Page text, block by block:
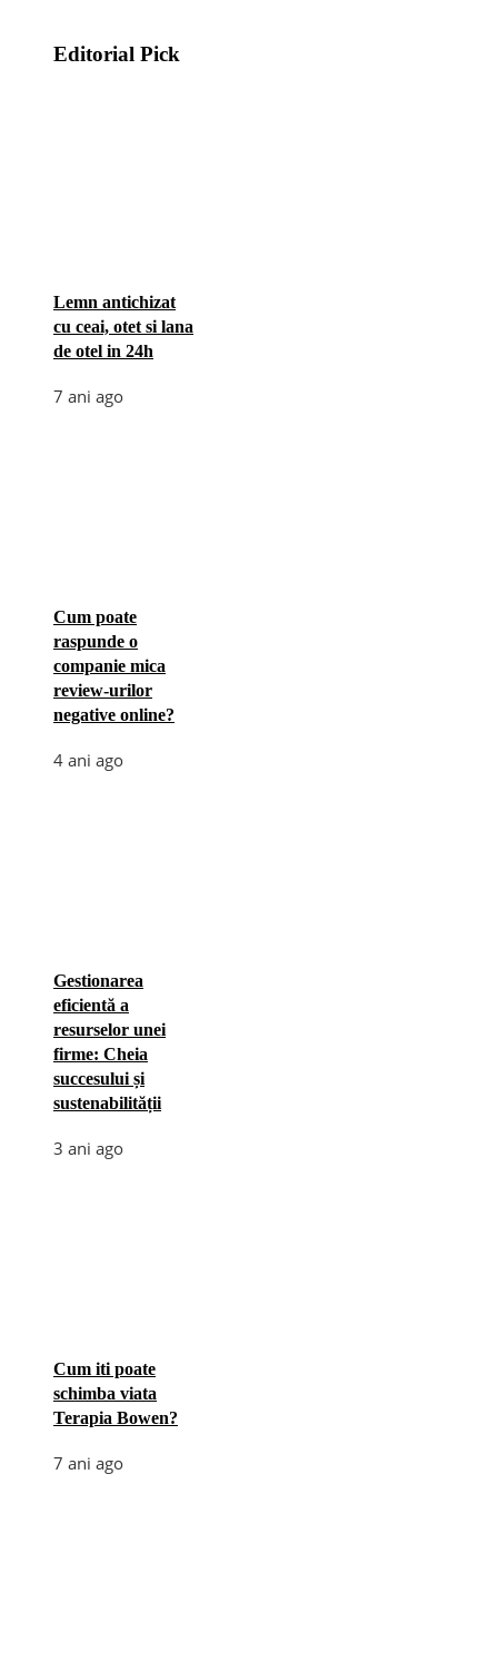
Editorial Pick
Lemn antichizat
cu ceai, otet si lana
de otel in 24h
7 ani ago
Cum poate
raspunde o
companie mica
review-urilor
negative online?
4 ani ago
Gestionarea
eficientă a
resurselor unei
firme: Cheia
succesului și
sustenabilității
3 ani ago
Cum iti poate
schimba viata
Terapia Bowen?
7 ani ago